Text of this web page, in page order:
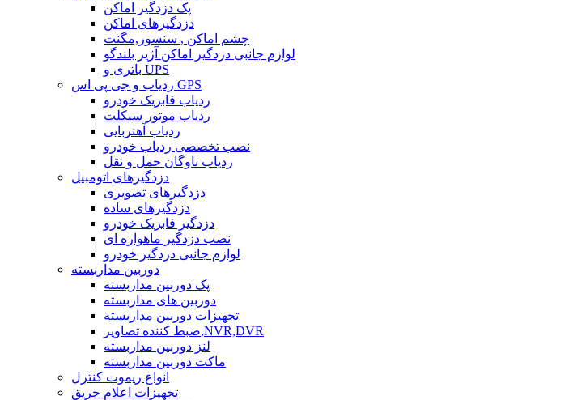
پک دزدگیر اماکن
دزدگیرهای اماکن
چشم اماکن , سنسور,مگنت
لوازم جانبی دزدگیر اماکن آژیر بلندگو
باتری و UPS
ردیاب و جی پی اس GPS
ردیاب فابریک خودرو
ردیاب موتور سیکلت
ردیاب آهنربایی
نصب تخصصی ردیاب خودرو
ردیاب ناوگان حمل و نقل
دزدگیرهای اتومبیل
دزدگیرهای تصویری
دزدگیرهای ساده
دزدگیر فابریک خودرو
نصب دزدگیر ماهواره ای
لوازم جانبی دزدگیر خودرو
دوربین مداربسته
پک دوربین مداربسته
دوربین های مداربسته
تجهیزات دوربین مداربسته
ضبط کننده تصاویر,NVR,DVR
لنز دوربین مداربسته
ماکت دوربین مداربسته
انواع ریموت کنترل
تجهیزات اعلام حریق